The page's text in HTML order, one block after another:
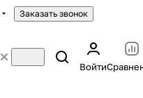
Заказать звонок
Войти